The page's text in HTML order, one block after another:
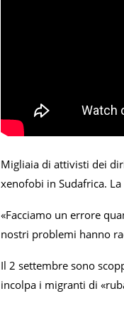
Migliaia di attivisti dei
xenofobi in Sudafrica.
«Facciamo un errore
nostri problemi hanno
Il 2 settembre sono
incolpa i migranti di